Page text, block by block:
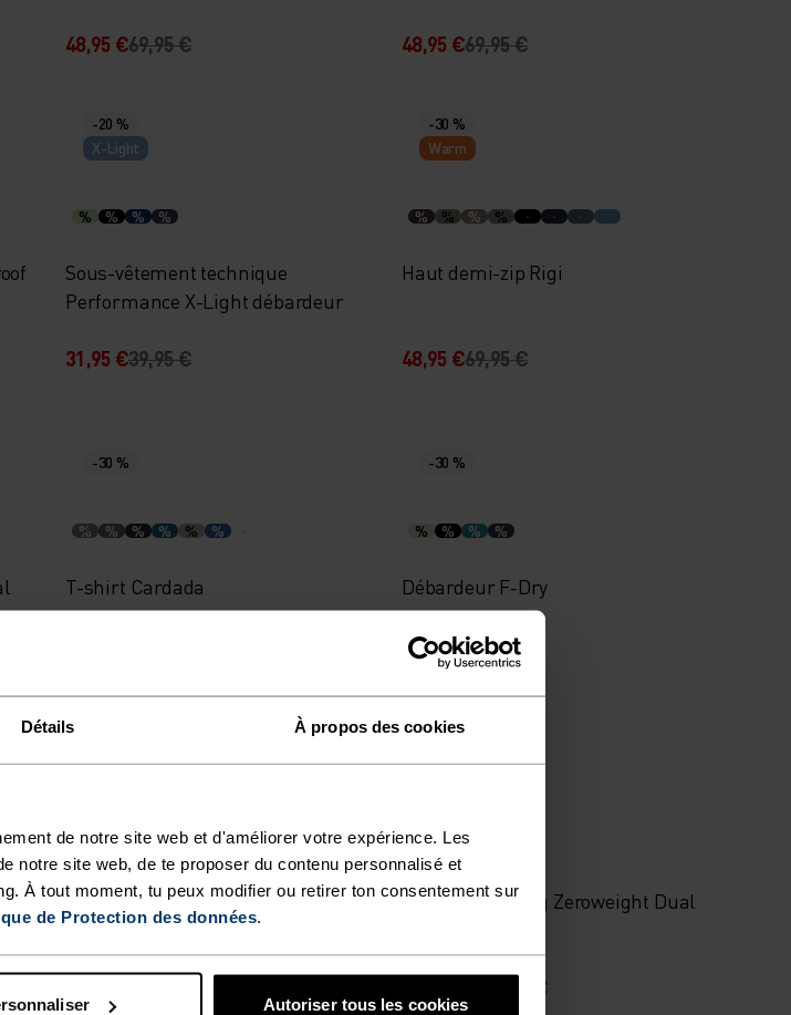
Détails À propos des cookies
de notre site web et d'améliorer votre expérience. Les
notre site web, de te proposer du contenu personnalisé et
À tout moment, tu peux modifier ou retirer ton consentement sur
de Protection des données.
Autoriser tous les cookies
48,95 €69,95 € 48,95 €69,95 €
-20 %
X-Light
% % % %
Sous-vêtement technique
Performance X-Light débardeur
31,95 €39,95 €
-30 %
Warm
% % % %
Haut demi-zip Rigi
48,95 €69,95 €
-30 %
% % % % % %
T-shirt Cardada
-30 %
% % % %
Débardeur F-Dry
31,45 €44,95 €
% % % % %
Polo F-Dry
% % %
Veste de running Zeroweight Dual
279,95 €